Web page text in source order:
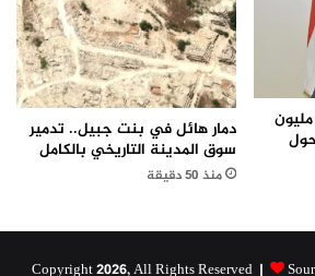
جابر يوقّع اتفاقية بـ150 مليون
دمار هائل في بنت جبيل.. تدمير
سوق المدينة التاريخي بالكامل
منذ 50 دقيقة